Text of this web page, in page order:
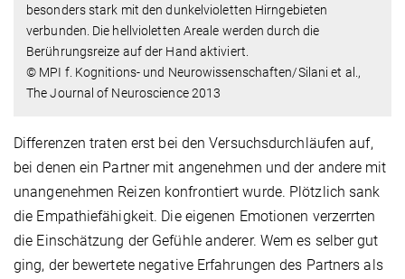
besonders stark mit den dunkelvioletten Hirngebieten
verbunden. Die hellvioletten Areale werden durch die
Berührungsreize auf der Hand aktiviert.
© MPI f. Kognitions- und Neurowissenschaften/Silani et al.,
The Journal of Neuroscience 2013
Differenzen traten erst bei den Versuchsdurchläufen auf,
bei denen ein Partner mit angenehmen und der andere mit
unangenehmen Reizen konfrontiert wurde. Plötzlich sank
die Empathiefähigkeit. Die eigenen Emotionen verzerrten
die Einschätzung der Gefühle anderer. Wem es selber gut
ging, der bewertete negative Erfahrungen des Partners als